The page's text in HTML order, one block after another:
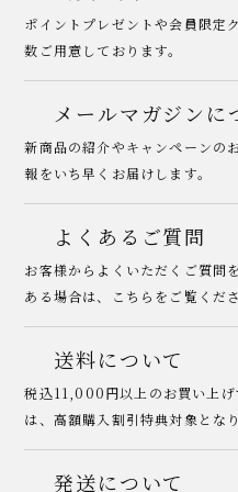
ポイントプレゼントや会員限定
数ご用意しております。
メールマガジンに
新商品の紹介やキャンペーンの
報をいち早くお届けします。
よくあるご質問
お客様からよくいただくご質問
ある場合は、こちらをご覧くださ
送料について
税込11,000円以上のお買い上
は、高額購入割引特典対象となり
発送について